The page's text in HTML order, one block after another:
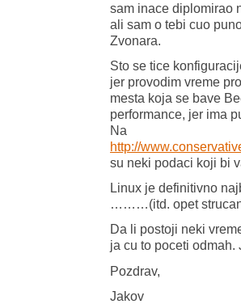
sam inace diplomirao
ali sam o tebi cuo
Zvonara.
Sto se tice
jer provodim vreme
mesta koja se bave
performance, jer ima
Na
http://
su neki podaci koji bi
Linux je definitivno
………(itd. opet
Da li postoji neki
ja cu to poceti
Pozdrav,
Jakov